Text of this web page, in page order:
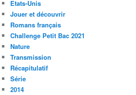
Etats-Unis
Jouer et découvrir
Romans français
Challenge Petit Bac 2021
Nature
Transmission
Récapitulatif
Série
2014